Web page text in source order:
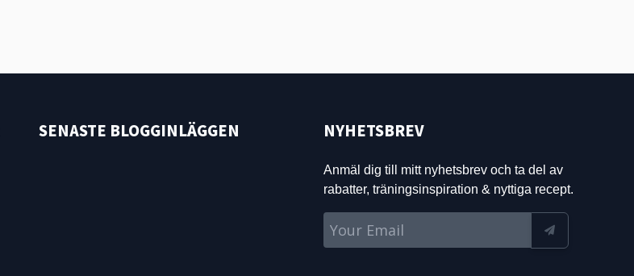
SENASTE BLOGGINLÄGGEN NYHETSBREV
Anmäl dig till mitt nyhetsbrev och ta del av
rabatter, träningsinspiration & nyttiga recept.